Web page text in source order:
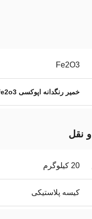
Fe2O3
خمیر رنگدانه اپوکسی fe2o3
نقل
20 کیلوگرم
کیسه پلاستیکی